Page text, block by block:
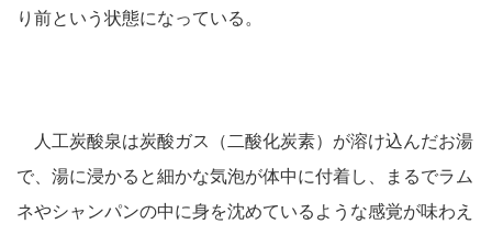
り前という状態になっている。
人工炭酸泉は炭酸ガス（二酸化炭素）が溶け込んだお湯
で、湯に浸かると細かな気泡が体中に付着し、まるでラム
ネやシャンパンの中に身を沈めているような感覚が味わえ